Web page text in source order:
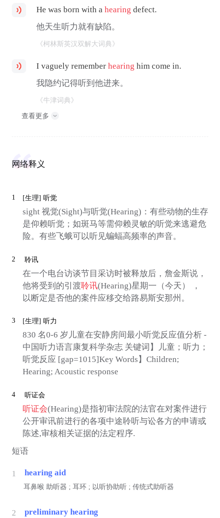
He was born with ahearing defect.
他天生听力就有缺陷。
《柯林斯英汉双解大词典》
I vaguely rememberhearing him come in.
我隐约记得听到他进来。
《牛津词典》
查看更多
网络释义
1 [生理] 听觉
sight 视觉(Sight)与听觉(Hearing)：有些动物的生存
是仰赖听觉；如斑马等需仰赖灵敏的听觉来逃避危
险。有些飞蛾可以听见蝙蝠高频率的声音。
2 聆讯
在一个电台访谈节目采访时被释放后，詹金斯说，
他将受到的引渡聆讯(Hearing)星期一（今天） ，
以断定是否他的案件应移交给路易斯安那州。
3 [生理] 听力
830 名0-6 岁儿童在安静房间最小听觉反应值分析 -
中国听力语言康复科学杂志 关键词】儿童；听力；
听觉反应 [gap=1015]Key Words】Children;
Hearing; Acoustic response
4 听证会
听证会(Hearing)是指初审法院的法官在对案件进行
公开审讯前进行的各项中途聆听与讼各方的申请或
陈述,审核相关证据的法定程序.
短语
1 hearing aid
耳鼻喉 助听器 ; 耳环 ; 以听协助听 ; 传统式助听器
2 preliminary hearing